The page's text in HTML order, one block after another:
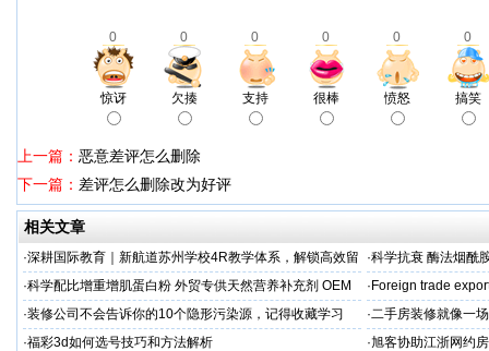
0 0 0 0 0 0
惊讶 欠揍 支持 很棒 愤怒 搞笑
上一篇： 恶意差评怎么删除
下一篇： 差评怎么删除改为好评
相关文章
·深耕国际教育｜新航道苏州学校4R教学体系，解锁高效留
学备考之路
·科学抗衰 酶法烟酰
M/ODM定制
·科学配比增重增肌蛋白粉 外贸专供天然营养补充剂 OEM
源头定制
· Foreign trade
·装修公司不会告诉你的10个隐形污染源，记得收藏学习 ·二手房装修就像一
糟心！看完这篇再开
·福彩3d如何选号技巧和方法解析 ·旭客协助江浙网约